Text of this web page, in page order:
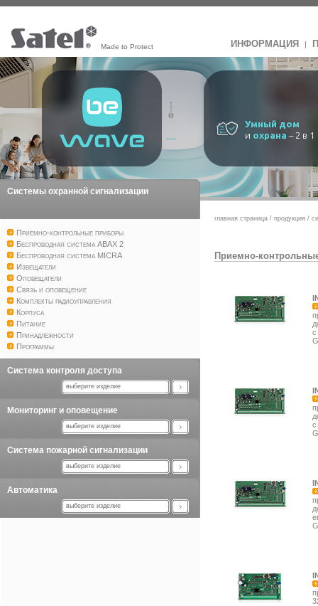
Made to Protect ИНФОРМАЦИЯ |
Умный дом
и охрана – 2 в 1
Системы охранной сигнализации
Приемно-контрольные приборы
Беспроводная система ABAX 2
Беспроводная система MICRA
Извещатели
Оповещатели
Связь и оповещение
Комплекты радиоуправления
Корпуса
Питание
Принадлежности
Программы
Система контроля доступа
выберите изделие
Мониторинг и оповещение
выберите изделие
Система пожарной сигнализации
выберите изделие
Автоматика
выберите изделие
главная страница / продукция /
Приемно-
с
с